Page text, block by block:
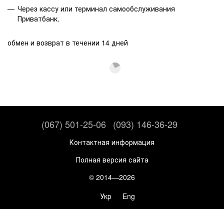
Через кассу или терминал самообслуживания
Приватбанк.
обмен и возврат в течении 14 дней
(067) 501-25-06 (093) 146-36-29
Контактная информация
Полная версия сайта
© 2014—2026
Укр
Eng